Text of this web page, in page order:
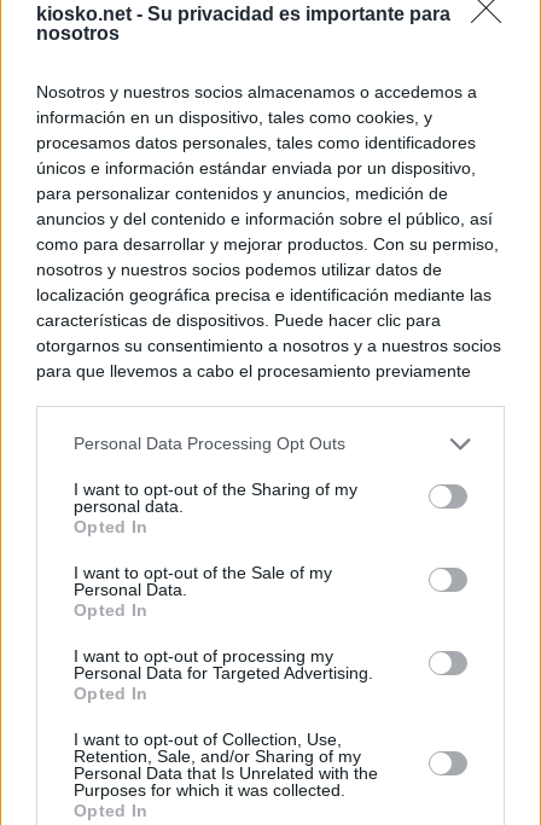
kiosko.net - Su privacidad es importante para
nosotros
Nosotros y nuestros socios almacenamos o accedemos a
información en un dispositivo, tales como cookies, y
procesamos datos personales, tales como identificadores
únicos e información estándar enviada por un dispositivo,
para personalizar contenidos y anuncios, medición de
anuncios y del contenido e información sobre el público, así
como para desarrollar y mejorar productos. Con su permiso,
nosotros y nuestros socios podemos utilizar datos de
localización geográfica precisa e identificación mediante las
características de dispositivos. Puede hacer clic para
otorgarnos su consentimiento a nosotros y a nuestros socios
para que llevemos a cabo el procesamiento previamente
negar su consentimiento. Tenga en cuenta que algún
de su consentimiento, pero usted tiene el derecho de
rechazar tal procesamiento. Sus preferencias se aplicarán
cualquier momento entrando de nuevo en este sitio web o
visitando nuestra política de privacidad.
Personal Data Processing Opt Outs
I want to opt-out of the Sharing of my
personal data.
Opted In
I want to opt-out of the Sale of my
Personal Data.
Opted In
I want to opt-out of processing my
Personal Data for Targeted Advertising.
Opted In
I want to opt-out of Collection, Use,
Retention, Sale, and/or Sharing of my
Personal Data that Is Unrelated with the
Purposes for which it was collected.
Opted In